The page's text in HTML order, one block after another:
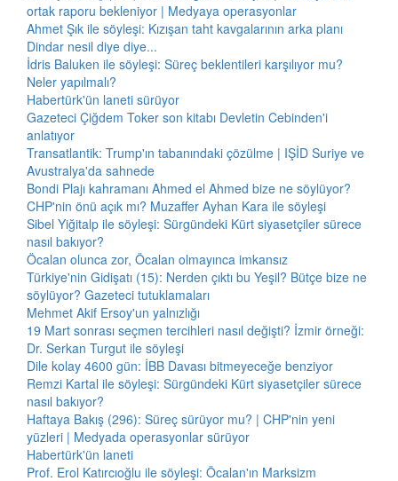
ortak raporu bekleniyor | Medyaya operasyonlar
Ahmet Şık ile söyleşi: Kızışan taht kavgalarının arka planı
Dindar nesil diye diye...
İdris Baluken ile söyleşi: Süreç beklentileri karşılıyor mu?
Neler yapılmalı?
Habertürk'ün laneti sürüyor
Gazeteci Çiğdem Toker son kitabı Devletin Cebinden'i
anlatıyor
Transatlantik: Trump'ın tabanındaki çözülme | IŞİD Suriye ve
Avustralya'da sahnede
Bondi Plajı kahramanı Ahmed el Ahmed bize ne söylüyor?
CHP'nin önü açık mı? Muzaffer Ayhan Kara ile söyleşi
Sibel Yiğitalp ile söyleşi: Sürgündeki Kürt siyasetçiler sürece
nasıl bakıyor?
Öcalan olunca zor, Öcalan olmayınca imkansız
Türkiye'nin Gidişatı (15): Nerden çıktı bu Yeşil? Bütçe bize ne
söylüyor? Gazeteci tutuklamaları
Mehmet Akif Ersoy'un yalnızlığı
19 Mart sonrası seçmen tercihleri nasıl değişti? İzmir örneği:
Dr. Serkan Turgut ile söyleşi
Dile kolay 4600 gün: İBB Davası bitmeyeceğe benziyor
Remzi Kartal ile söyleşi: Sürgündeki Kürt siyasetçiler sürece
nasıl bakıyor?
Haftaya Bakış (296): Süreç sürüyor mu? | CHP'nin yeni
yüzleri | Medyada operasyonlar sürüyor
Habertürk'ün laneti
Prof. Erol Katırcıoğlu ile söyleşi: Öcalan'ın Marksizm